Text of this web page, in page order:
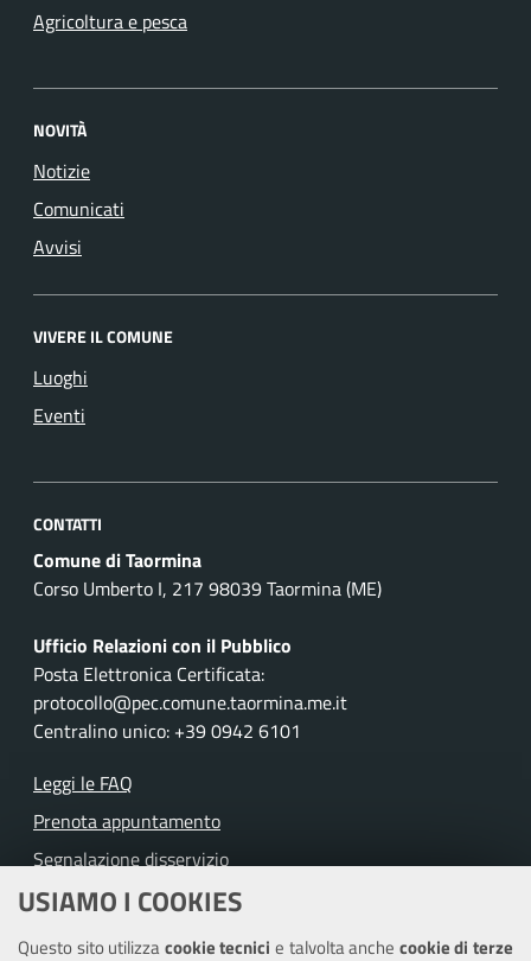
USIAMO I COOKIES
Questo sito utilizzacookie tecnicie talvolta anche cookie di terze
Agricoltura e pesca
NOVITÀ
Notizie
Comunicati
Avvisi
VIVERE IL COMUNE
Luoghi
Eventi
CONTATTI
Comune di Taormina
Corso Umberto I, 217 98039 Taormina (ME)
Ufficio Relazioni con il Pubblico
Posta Elettronica Certificata:
protocollo@pec.comune.taormina.me.it
Centralino unico: +39 0942 6101
Leggi le FAQ
Prenota appuntamento
Segnalazione disservizio
Richiesta assistenza
Amministrazione trasparente